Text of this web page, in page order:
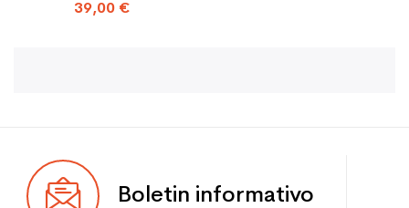
39,00 €
Boletin informativo